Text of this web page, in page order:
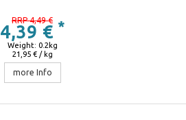
RRP 4,49 €
4,39 € *
21,95 € / kg
Weight: 0.2kg
more Info